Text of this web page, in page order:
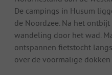
De campings in Husum
de Noordzee. Na het
wandeling door het wad.
ontspannen fietstocht
over de voormalige